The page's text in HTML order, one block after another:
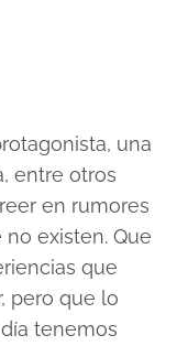
una
entre otros
en rumores
existen. Que
que
pero que lo
tenemos